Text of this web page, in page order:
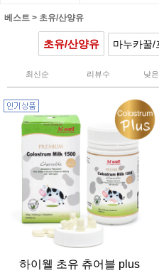
베스트 > 초유/산양유
초유/산양유 마누카꿀/
최신순 리뷰수 낮
하이웰 초유 츄어블 plus